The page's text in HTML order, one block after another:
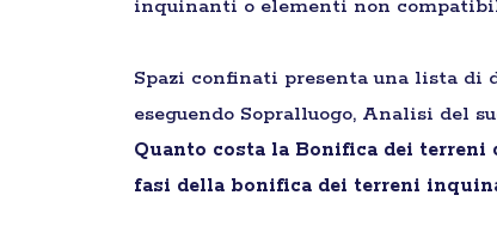
inquinanti o elementi non
Spazi confinati presenta una lista
eseguendo Sopralluogo, Analisi del
Quanto costa la Bonifica dei
fasi della bonifica dei terreni